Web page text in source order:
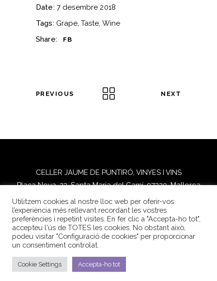
Date: 7 desembre 2018
Tags: Grape Taste Wine
Share:
FB
PREVIOUS NEXT
CELLER JAUME DE PUNTIRÓ, VINYES I VINS
Plaça Nova, 23. Santa Maria del Camí, 07320. Mallorca
Tel.
+34 606 42 90 23
FACEBOOK INSTAGRAM
Utilitzem cookies al nostre lloc web per oferir-vos
l’experiència més rellevant recordant les vostres
preferències i repetint visites. En fer clic a "Accepta-ho tot",
accepteu l'ús de TOTES les cookies. No obstant això,
podeu visitar "Configuració de cookies" per proporcionar
un consentiment controlat.
Cookie Settings Accepta-ho tot